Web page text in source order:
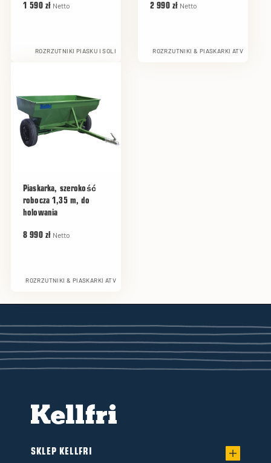
1 590 zł Netto
ROZRZUTNIKI PIASKU I SOLI
2 990 zł Netto
ROZRZUTNIKI & PIASKARKI ATV
Piaskarka, szerokość
robocza 1,35 m, do
holowania
8 990 zł Netto
ROZRZUTNIKI & PIASKARKI ATV
SKLEP KELLFRI